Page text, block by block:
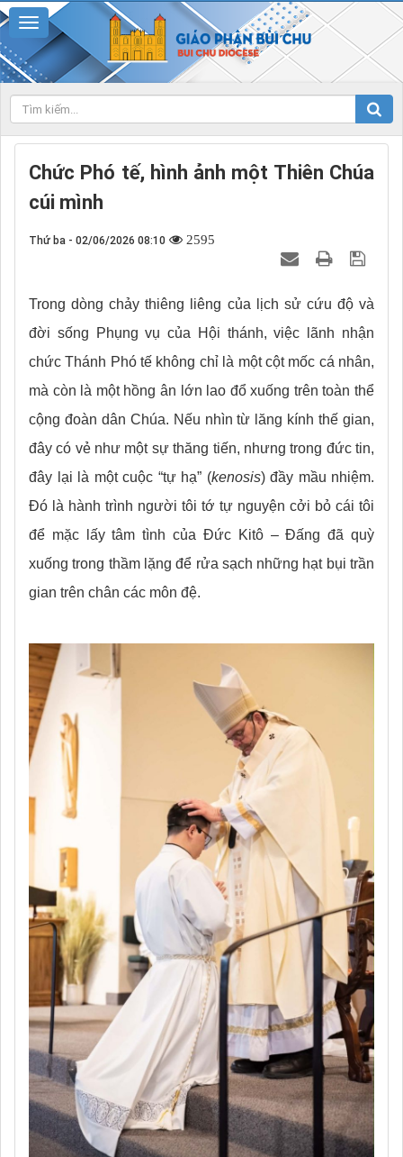
Chức Phó tế, hình ảnh một Thiên Chúa
cúi mình
Thứ ba - 02/06/2026 08:10 2595
Trong dòng chảy thiêng liêng của lịch sử cứu độ và
đời sống Phụng vụ của Hội thánh, việc lãnh nhận
chức Thánh Phó tế không chỉ là một cột mốc cá nhân,
mà còn là một hồng ân lớn lao đổ xuống trên toàn thể
cộng đoàn dân Chúa. Nếu nhìn từ lăng kính thế gian,
đây có vẻ như một sự thăng tiến, nhưng trong đức tin,
đây lại là một cuộc “tự hạ” (kenosis) đầy mầu nhiệm.
Đó là hành trình người tôi tớ tự nguyện cởi bỏ cái tôi
để mặc lấy tâm tình của Đức Kitô – Đấng đã quỳ
xuống trong thầm lặng để rửa sạch những hạt bụi trần
gian trên chân các môn đệ.